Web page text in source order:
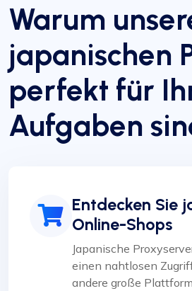
Warum
japanischen
perfekt für
Aufgaben
Entdecken Sie
Online-Shops
Japanische
einen nahtlosen
andere große